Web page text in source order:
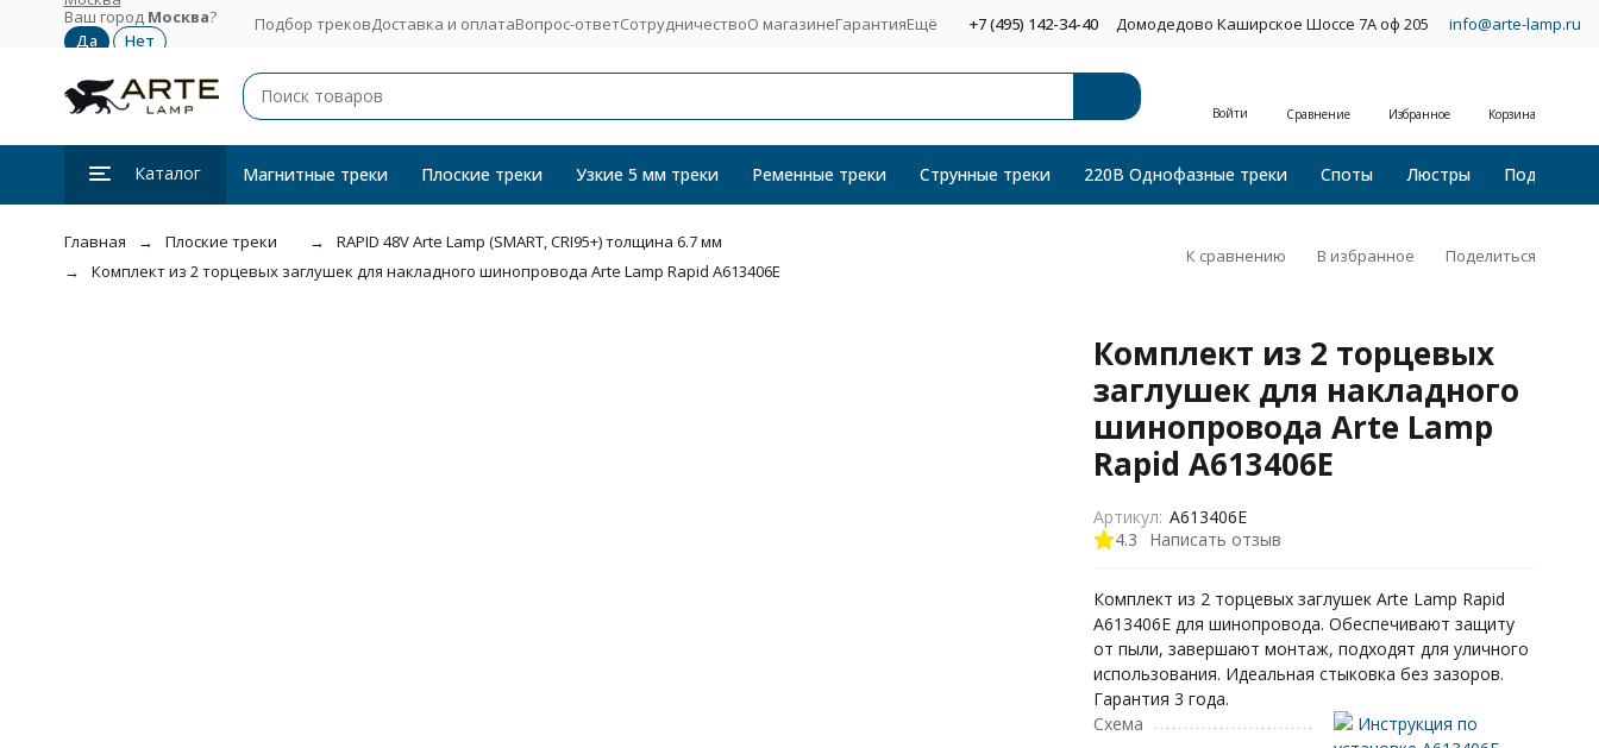
Ваш город Москва? Подбор трековДоставка и оплатаВопрос-ответСотрудничествоО магазинеГарантияЕщё +7 (495) 142-34-40 Домодедово Каширское Шоссе 7А оф 205 info@arte-lamp.ru
Войти Сравнение Избранное Корзина
Каталог Магнитные треки Плоские треки Узкие 5 мм треки Ременные треки Струнные треки 220В Однофазные треки Споты Люстры Подвесные
Главная Плоские треки
RAPID 48V Arte Lamp (SMART, CRI95+) толщина 6.7 мм
Комплект из 2 торцевых заглушек для накладного шинопровода Arte Lamp Rapid A613406E
К сравнению В избранное Поделиться
Комплект из 2 торцевых
заглушек для накладного
шинопровода Arte Lamp
Rapid A613406E
4.3 Написать отзыв
Артикул: A613406E
Комплект из 2 торцевых заглушек Arte Lamp Rapid
A613406E для шинопровода. Обеспечивают защиту
от пыли, завершают монтаж, подходят для уличного
использования. Идеальная стыковка без зазоров.
Гарантия 3 года.
Схема
Инструкция по